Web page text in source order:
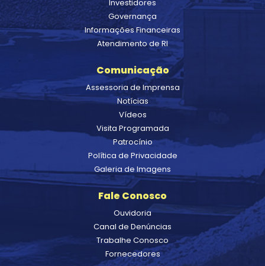
Investidores
Governança
Informações Financeiras
Atendimento de RI
Comunicação
Assessoria de Imprensa
Notícias
Vídeos
Visita Programada
Patrocínio
Política de Privacidade
Galeria de Imagens
Fale Conosco
Ouvidoria
Canal de Denúncias
Trabalhe Conosco
Fornecedores